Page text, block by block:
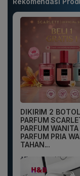
DIKIRIM 2 BOTOL
PARFUM
PARFUM WANITA
PARFUM PRIA
TAHAN...